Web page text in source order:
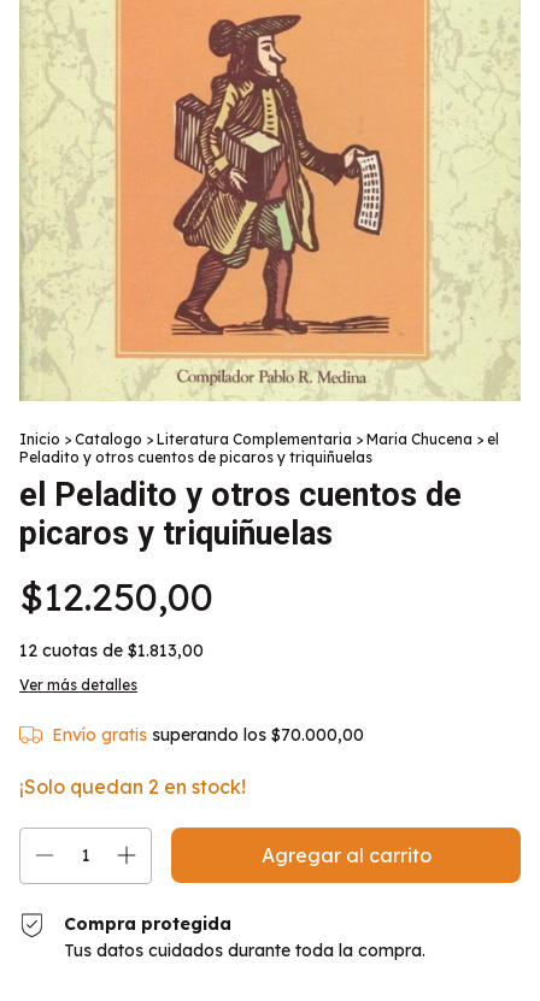
Inicio > Catalogo > Literatura Complementaria > Maria Chucena > el
Peladito y otros cuentos de picaros y triquiñuelas
el Peladito y otros cuentos de
picaros y triquiñuelas
$12.250,00
12 cuotas de $1.813,00
Ver más detalles
Envío gratis superando los $70.000,00
¡Solo quedan 2 en stock!
Compra protegida
Tus datos cuidados durante toda la compra.